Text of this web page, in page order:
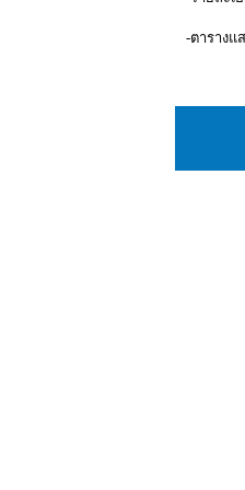
-ตารางแ